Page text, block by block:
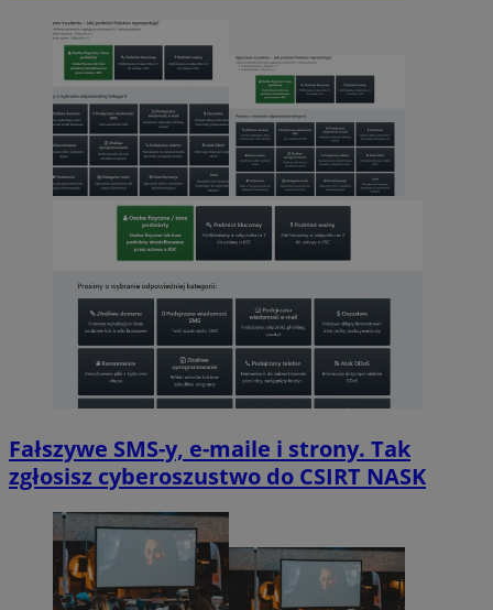
Fałszywe SMS-y, e-maile i strony. Tak
zgłosisz cyberoszustwo do CSIRT NASK